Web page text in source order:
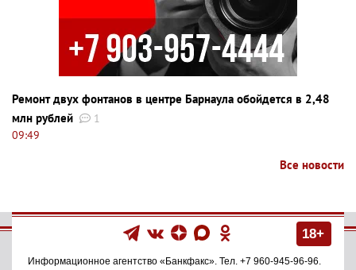
Ремонт двух фонтанов в центре Барнаула обойдется в 2,48
млн рублей
1
09:49
Все новости
18+
Информационное агентство «Банкфакс» . Тел. +7 960-945-96-96